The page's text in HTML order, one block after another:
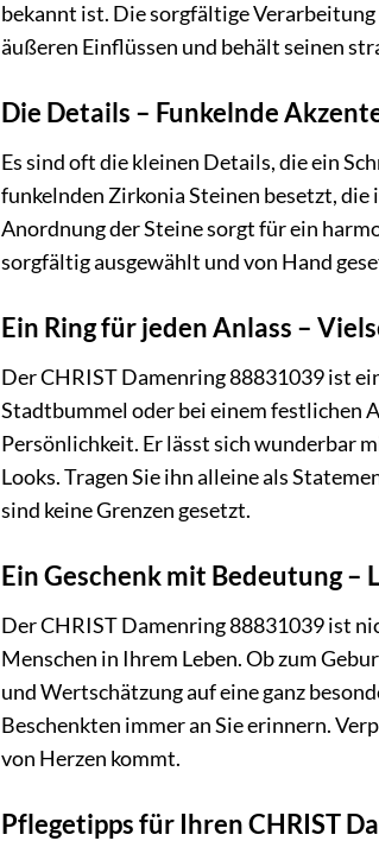
bekannt ist. Die sorgfältige Verarbeitung
äußeren Einflüssen und behält seinen
Die Details – Funkelnde
Es sind oft die kleinen Details, die ein
funkelnden Zirkonia Steinen besetzt,
Anordnung der Steine sorgt für ein
sorgfältig ausgewählt und von Hand
Ein Ring für jeden Anlass –
Der CHRIST Damenring 88831039 ist
Stadtbummel oder bei einem festlichen
Persönlichkeit. Er lässt sich wunderbar
Looks. Tragen Sie ihn alleine als
sind keine Grenzen gesetzt.
Ein Geschenk mit Bedeutung
Der CHRIST Damenring 88831039 ist
Menschen in Ihrem Leben. Ob zum
und Wertschätzung auf eine ganz
Beschenkten immer an Sie erinnern.
von Herzen kommt.
Pflegetipps für Ihren CHRIST